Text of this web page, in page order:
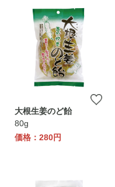
大根生姜のど飴
80g
価格：280円